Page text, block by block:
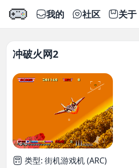
我的 社区 关于
冲破火网2
类型: 街机游戏机 (ARC)